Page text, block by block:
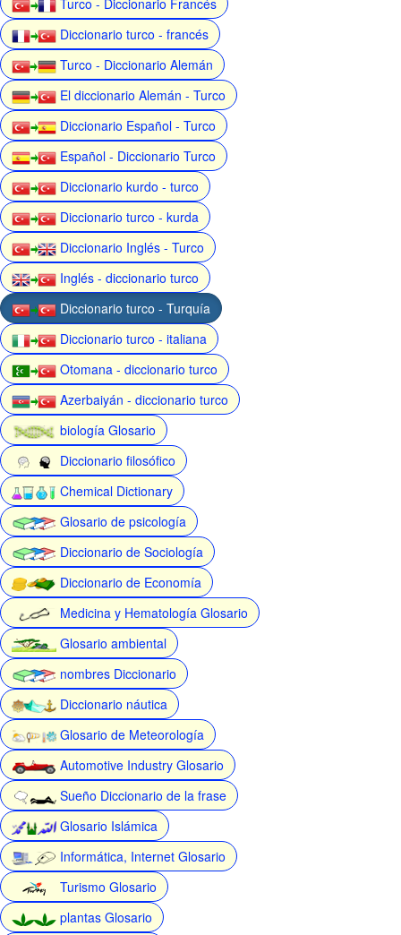
Diccionario turco - francés
Turco - Diccionario Alemán
El diccionario Alemán - Turco
Diccionario Español - Turco
Español - Diccionario Turco
Diccionario kurdo - turco
Diccionario turco - kurda
Diccionario Inglés - Turco
Inglés - diccionario turco
Diccionario turco - Turquía
Diccionario turco - italiana
Otomana - diccionario turco
Azerbaiyán - diccionario turco
biología Glosario
Diccionario filosófico
Chemical Dictionary
Glosario de psicología
Diccionario de Sociología
Diccionario de Economía
Medicina y Hematología Glosario
Glosario ambiental
nombres Diccionario
Diccionario náutica
Glosario de Meteorología
Automotive Industry Glosario
Sueño Diccionario de la frase
Glosario Islámica
Informática, Internet Glosario
Turismo Glosario
plantas Glosario